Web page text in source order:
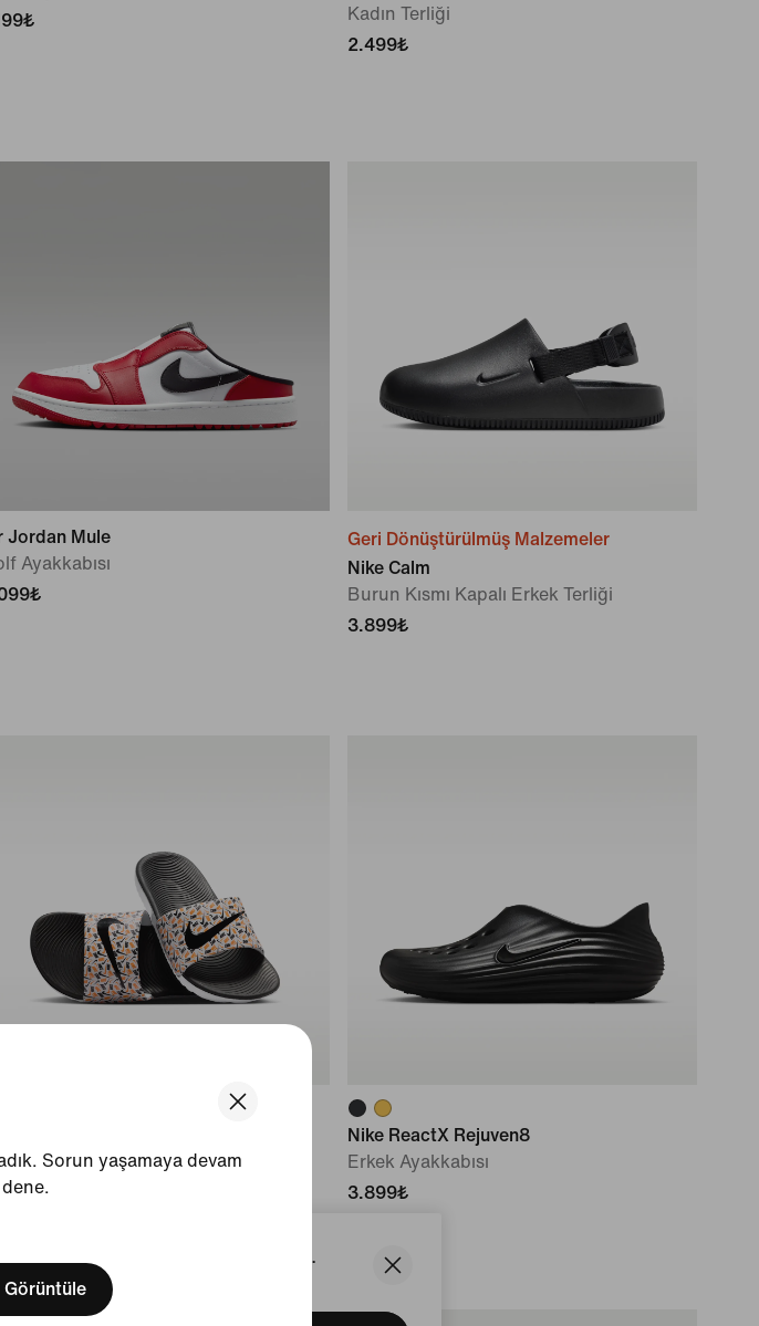
We think you are in United States.
Update your location?
Sorun yaşamaya devam
Kadın Terliği
2.499₺
Jordan Mule
Ayakkabısı
Geri Dönüştürülmüş Malzemeler
Nike Calm
Burun Kısmı Kapalı Erkek Terliği
3.899₺
Nike ReactX Rejuven8
Erkek Ayakkabısı
3.899₺